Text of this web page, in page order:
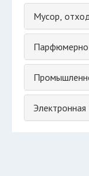
Мусор,
Электронная